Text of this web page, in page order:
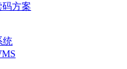
方案
统